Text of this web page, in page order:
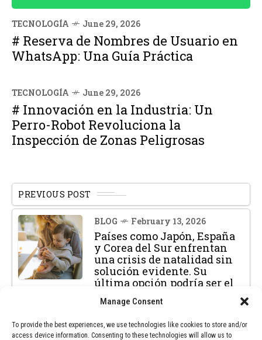
Manage Consent
To provide the best experiences, we use technologies like cookies to store and/or
access device information. Consenting to these technologies will allow us to
TECNOLOGÍA June 29, 2026
# Reserva de Nombres de Usuario en
WhatsApp: Una Guía Práctica
TECNOLOGÍA June 29, 2026
# Innovación en la Industria: Un
Perro-Robot Revoluciona la
Inspección de Zonas Peligrosas
PREVIOUS POST
BLOG February 13, 2026
Países como Japón, España
y Corea del Sur enfrentan
una crisis de natalidad sin
solución evidente. Su
última opción podría ser el
NEXT POST